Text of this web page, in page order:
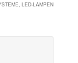
LED-LAMPEN